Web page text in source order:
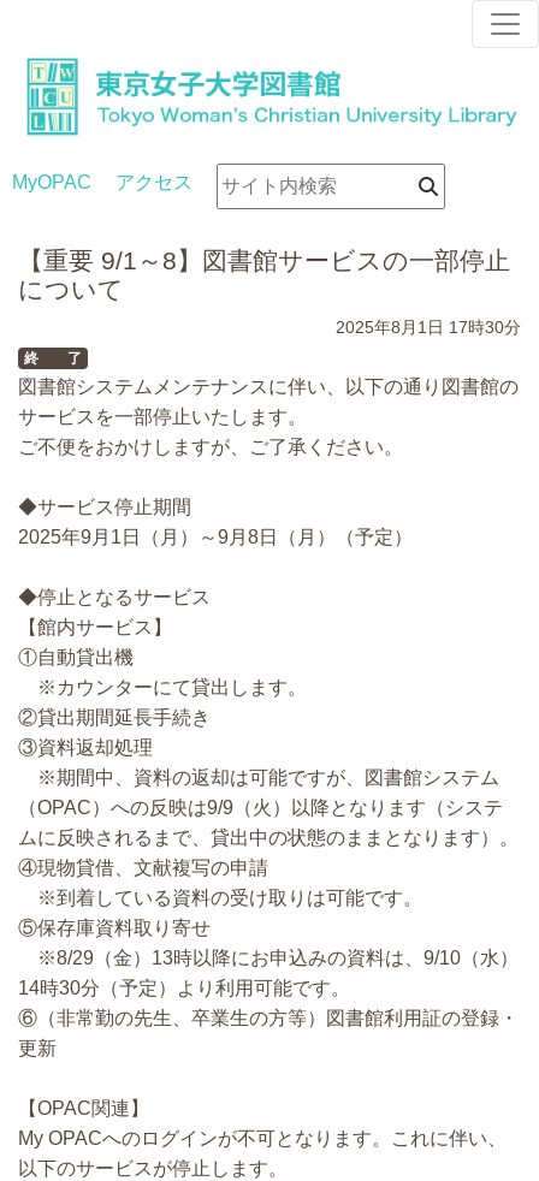
MyOPAC アクセス
【重要 9/1～8】図書館サービスの一部停止
について
2025年8月1日 17時30分
終 了
図書館システムメンテナンスに伴い、以下の通り図書館の
サービスを一部停止いたします。
ご不便をおかけしますが、ご了承ください。
◆サービス停止期間
2025年9月1日（月）～9月8日（月）（予定）
◆停止となるサービス
【館内サービス】
①自動貸出機
※カウンターにて貸出します。
②貸出期間延長手続き
③資料返却処理
※期間中、資料の返却は可能ですが、図書館システム
（OPAC）への反映は9/9（火）以降となります（システ
ムに反映されるまで、貸出中の状態のままとなります）。
④現物貸借、文献複写の申請
※到着している資料の受け取りは可能です。
⑤保存庫資料取り寄せ
※8/29（金）13時以降にお申込みの資料は、9/10（水）
14時30分（予定）より利用可能です。
⑥（非常勤の先生、卒業生の方等）図書館利用証の登録・
更新
【OPAC関連】
My OPACへのログインが不可となります。これに伴い、
以下のサービスが停止します。